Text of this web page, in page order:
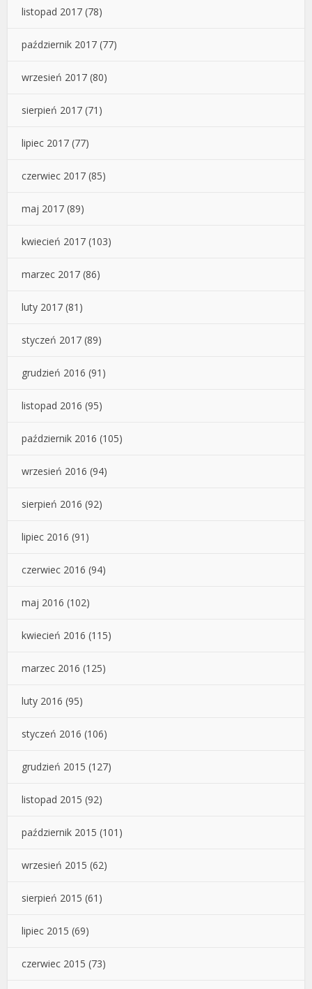
listopad 2017 (78)
październik 2017 (77)
wrzesień 2017 (80)
sierpień 2017 (71)
lipiec 2017 (77)
czerwiec 2017 (85)
maj 2017 (89)
kwiecień 2017 (103)
marzec 2017 (86)
luty 2017 (81)
styczeń 2017 (89)
grudzień 2016 (91)
listopad 2016 (95)
październik 2016 (105)
wrzesień 2016 (94)
sierpień 2016 (92)
lipiec 2016 (91)
czerwiec 2016 (94)
maj 2016 (102)
kwiecień 2016 (115)
marzec 2016 (125)
luty 2016 (95)
styczeń 2016 (106)
grudzień 2015 (127)
listopad 2015 (92)
październik 2015 (101)
wrzesień 2015 (62)
sierpień 2015 (61)
lipiec 2015 (69)
czerwiec 2015 (73)